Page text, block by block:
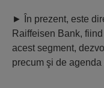
►
În prezent, este
Raiffeisen Bank,
acest segment,
precum şi de